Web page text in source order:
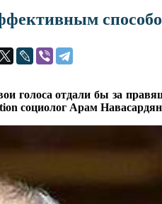
голоса отдали бы за
социолог Арам